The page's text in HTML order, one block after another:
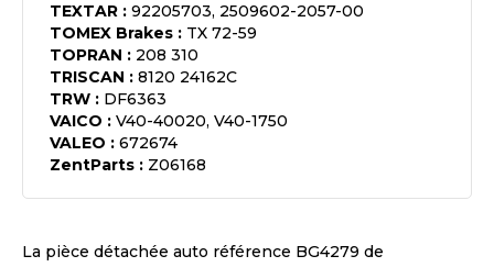
TEXTAR : 92205703, 2509602-2057-00
TOMEX Brakes : TX 72-59
TOPRAN : 208 310
TRISCAN : 8120 24162C
TRW : DF6363
VAICO : V40-40020, V40-1750
VALEO : 672674
ZentParts : Z06168
La pièce détachée auto référence BG4279 de